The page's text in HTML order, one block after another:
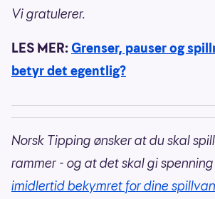
Vi gratulerer.
LES MER: Grenser, pauser og
betyr det egentlig?
Norsk Tipping ønsker at du skal
rammer - og at det skal gi
imidlertid bekymret for dine